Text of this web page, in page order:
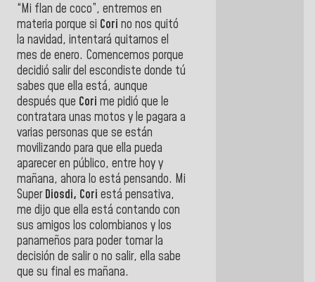
“Mi flan de coco”, entremos en
materia porque si Cori no nos quitó
la navidad, intentará quitarnos el
mes de enero. Comencemos porque
decidió salir del escondiste donde tú
sabes que ella está, aunque
después que Cori me pidió que le
contratara unas motos y le pagara a
varias personas que se están
movilizando para que ella pueda
aparecer en público, entre hoy y
mañana, ahora lo está pensando. Mi
SuperDiosdi, Cori está pensativa,
me dijo que ella está contando con
sus amigos los colombianos y los
panameños para poder tomar la
decisión de salir o no salir, ella sabe
que su final es mañana.